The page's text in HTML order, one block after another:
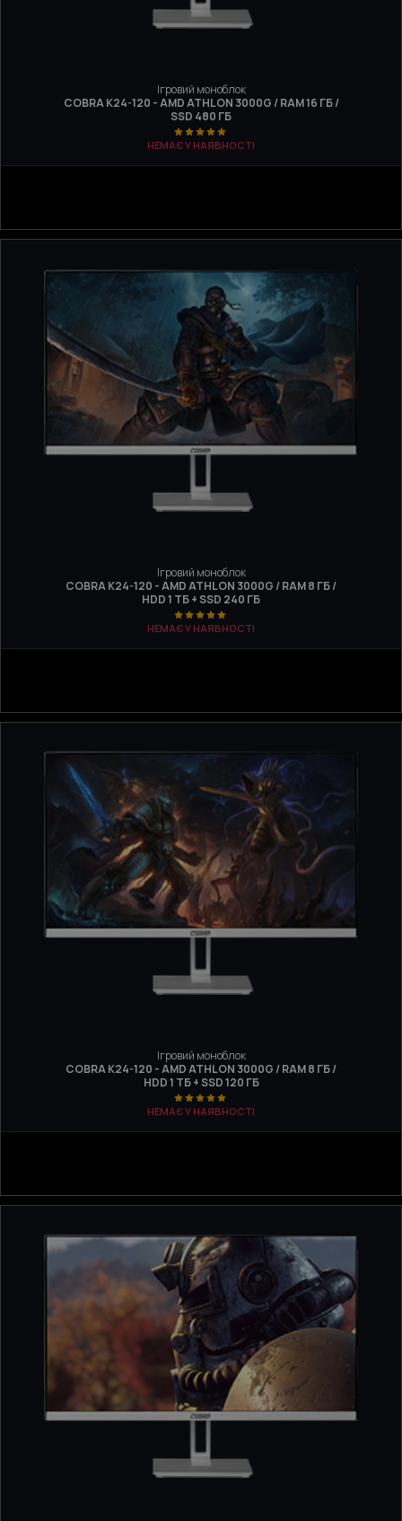
Ігровий моноблок
COBRA K24-120 - AMD ATHLON 3000G / RAM 16 ГБ /
SSD 480 ГБ
НЕМАЄ У НАЯВНОСТІ
Ігровий моноблок
COBRA K24-120 - AMD ATHLON 3000G / RAM 8 ГБ /
HDD 1 ТБ + SSD 240 ГБ
НЕМАЄ У НАЯВНОСТІ
Ігровий моноблок
COBRA K24-120 - AMD ATHLON 3000G / RAM 8 ГБ /
HDD 1 ТБ + SSD 120 ГБ
НЕМАЄ У НАЯВНОСТІ